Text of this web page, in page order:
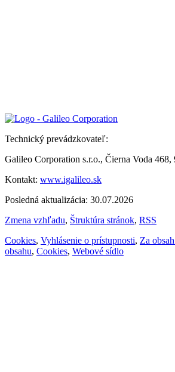
Technický prevádzkovateľ:
Galileo Corporation s.r.o., Čierna Voda 468,
Kontakt: www.igalileo.sk
Posledná aktualizácia: 30.07.2026
Zmena vzhľadu, Štruktúra stránok, RSS
Cookies, Vyhlásenie o prístupnosti, Za
obsahu, Cookies, Webové sídlo